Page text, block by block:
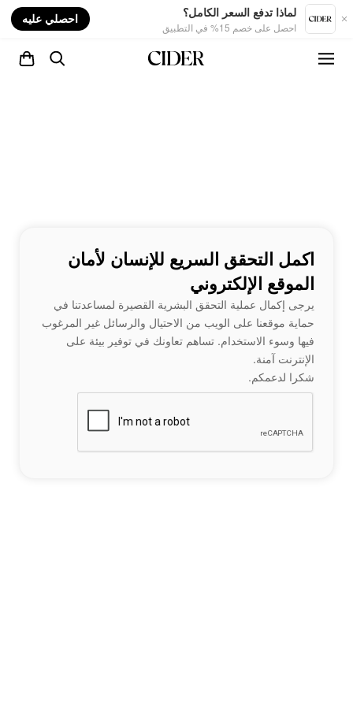
لماذا تدفع السعر الكامل؟
احصل على خصم 15% في التطبيق
احصلي عليه
اكمل التحقق السريع للإنسان لأمان
الموقع الإلكتروني
يرجى إكمال عملية التحقق البشرية القصيرة لمساعدتنا في
حماية موقعنا على الويب من الاحتيال والرسائل غير المرغوب
فيها وسوء الاستخدام. تساهم تعاونك في توفير بيئة على
الإنترنت آمنة.
شكرا لدعمكم.